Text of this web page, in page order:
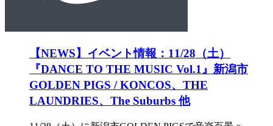
【NEWS】イベント情報：11/28（土）
『DANCE TO THE MUSIC Vol.1』新潟市
GOLDEN PIGS / KONCOS、THE
LAUNDRIES、The Suburbs 他